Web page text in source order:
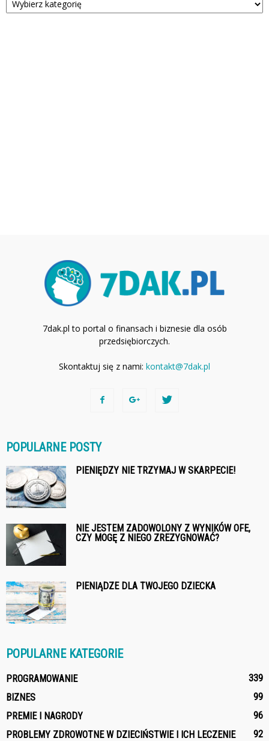
7dak.pl to portal o finansach i biznesie dla osób
przedsiębiorczych.
Skontaktuj się z nami: kontakt@7dak.pl
POPULARNE POSTY
PIENIĘDZY NIE TRZYMAJ W SKARPECIE!
NIE JESTEM ZADOWOLONY Z WYNIKÓW OFE,
CZY MOGĘ Z NIEGO ZREZYGNOWAĆ?
PIENIĄDZE DLA TWOJEGO DZIECKA
POPULARNE KATEGORIE
PROGRAMOWANIE
339
BIZNES
99
PREMIE I NAGRODY
96
PROBLEMY ZDROWOTNE W DZIECIŃSTWIE I ICH LECZENIE
92